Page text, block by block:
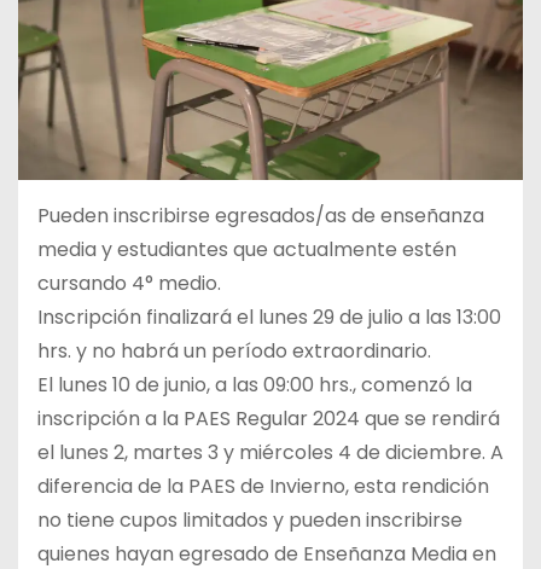
Pueden inscribirse egresados/as de enseñanza
media y estudiantes que actualmente estén
cursando 4° medio.
Inscripción finalizará el lunes 29 de julio a las 13:00
hrs. y no habrá un período extraordinario.
El lunes 10 de junio, a las 09:00 hrs., comenzó la
inscripción a la PAES Regular 2024 que se rendirá
el lunes 2, martes 3 y miércoles 4 de diciembre. A
diferencia de la PAES de Invierno, esta rendición
no tiene cupos limitados y pueden inscribirse
quienes hayan egresado de Enseñanza Media en